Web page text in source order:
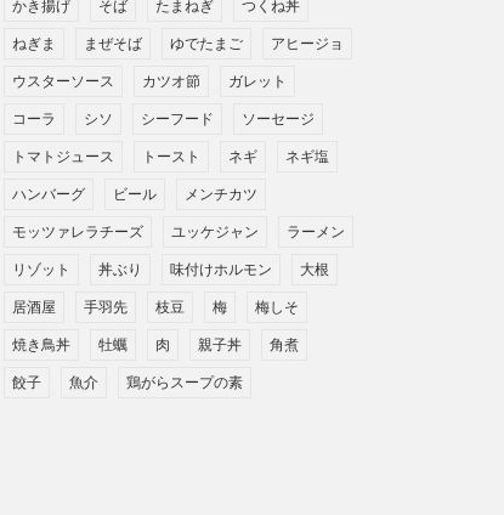
かき揚げ そば たまねぎ つくね丼
ねぎま まぜそば ゆでたまご アヒージョ
ウスターソース カツオ節 ガレット
コーラ シソ シーフード ソーセージ
トマトジュース トースト ネギ ネギ塩
ハンバーグ ビール メンチカツ
モッツァレラチーズ ユッケジャン ラーメン
リゾット 丼ぶり 味付けホルモン 大根
居酒屋 手羽先 枝豆 梅 梅しそ
焼き鳥丼 牡蠣 肉 親子丼 角煮
餃子 魚介 鶏がらスープの素